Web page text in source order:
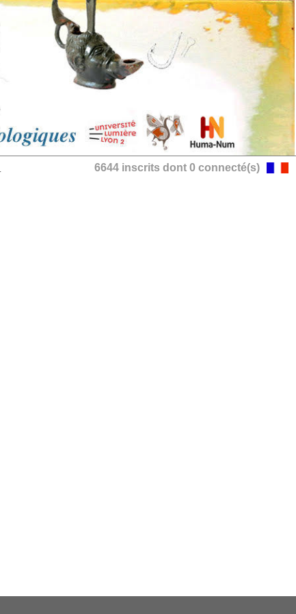
6644 inscrits dont 0 connecté(s)